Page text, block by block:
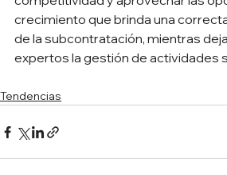
crecimiento que brinda una
de la subcontratación, mientras
expertos la gestión de actividades
Tendencias